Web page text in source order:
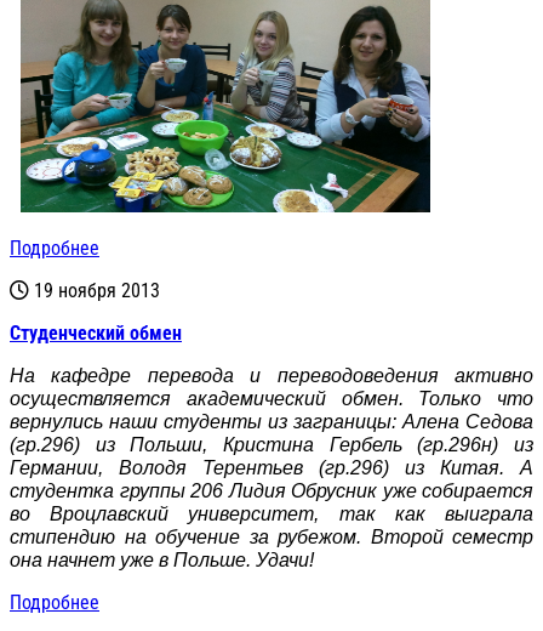
Подробнее
19 ноября 2013
Студенческий обмен
На кафедре перевода и переводоведения активно
осуществляется академический обмен. Только что
вернулись наши студенты из заграницы: Алена Седова
(гр.296) из Польши, Кристина Гербель (гр.296н) из
Германии, Володя Терентьев (гр.296) из Китая. А
студентка группы 206 Лидия Обрусник уже собирается
во Вроцлавский университет, так как выиграла
стипендию на обучение за рубежом. Второй семестр
она начнет уже в Польше. Удачи!
Подробнее